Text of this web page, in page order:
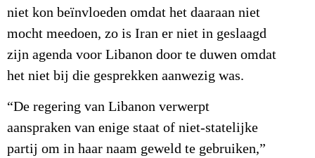
niet kon beïnvloeden omdat het daaraan niet
mocht meedoen, zo is Iran er niet in geslaagd
zijn agenda voor Libanon door te duwen omdat
het niet bij die gesprekken aanwezig was.
“De regering van Libanon verwerpt
aanspraken van enige staat of niet-statelijke
partij om in haar naam geweld te gebruiken,”